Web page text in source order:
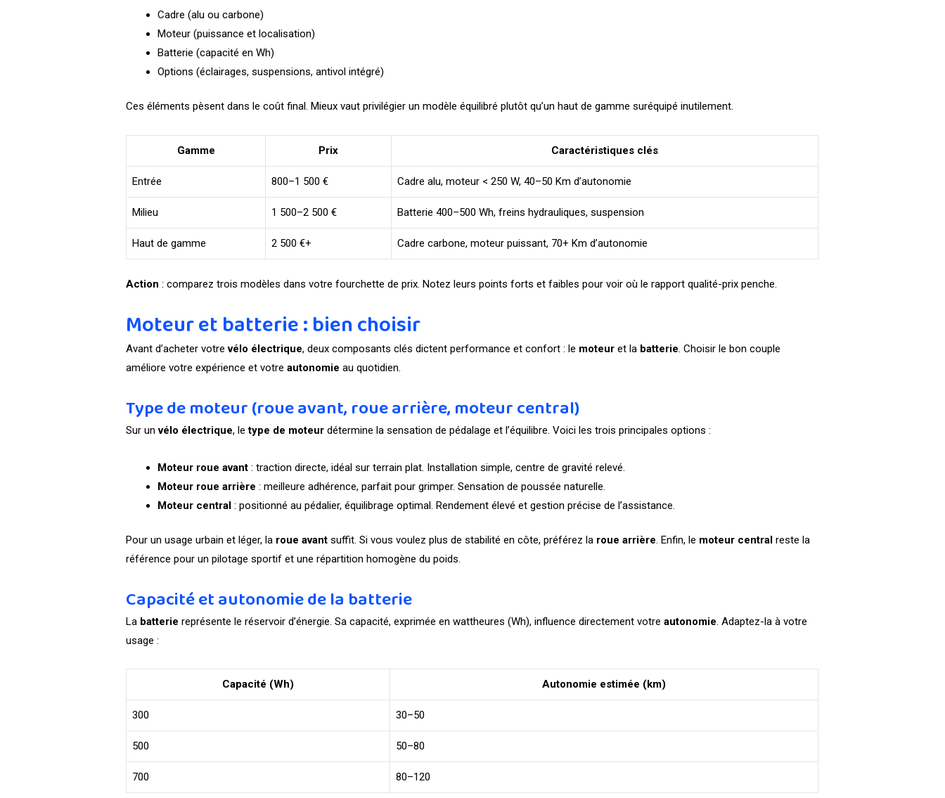
Cadre (alu ou carbone)
Moteur (puissance et localisation)
Batterie (capacité en Wh)
Options (éclairages, suspensions, antivol intégré)
Ces éléments pèsent dans le coût final. Mieux vaut privilégier un modèle équilibré plutôt qu’un haut de gamme suréquipé inutilement.
Gamme Prix Caractéristiques clés
Entrée 800–1 500 € Cadre alu, moteur < 250 W, 40–50 Km d’autonomie
Milieu 1 500–2 500 € Batterie 400–500 Wh, freins hydrauliques, suspension
Haut de gamme 2 500 €+ Cadre carbone, moteur puissant, 70+ Km d’autonomie
Action : comparez trois modèles dans votre fourchette de prix. Notez leurs points forts et faibles pour voir où le rapport qualité-prix penche.
Moteur et batterie : bien choisir
Avant d’acheter votrevélo électrique, deux composants clés dictent performance et confort : le moteur et la batterie. Choisir le bon couple
améliore votre expérience et votreautonomie au quotidien.
Type de moteur (roue avant, roue arrière, moteur central)
Sur unvélo électrique, letype de moteur détermine la sensation de pédalage et l’équilibre. Voici les trois principales options :
Moteur roue avant : traction directe, idéal sur terrain plat. Installation simple, centre de gravité relevé.
Moteur roue arrière : meilleure adhérence, parfait pour grimper. Sensation de poussée naturelle.
Moteur central : positionné au pédalier, équilibrage optimal. Rendement élevé et gestion précise de l’assistance.
Pour un usage urbain et léger, la roue avant suffit. Si vous voulez plus de stabilité en côte, préférez la roue arrière. Enfin, le moteur central reste la
référence pour un pilotage sportif et une répartition homogène du poids.
Capacité et autonomie de la batterie
La batterie représente le réservoir d’énergie. Sa capacité, exprimée en wattheures (Wh), influence directement votreautonomie . Adaptez-la à votre
usage :
Capacité (Wh) Autonomie estimée (km)
300 30–50
500 50–80
700 80–120